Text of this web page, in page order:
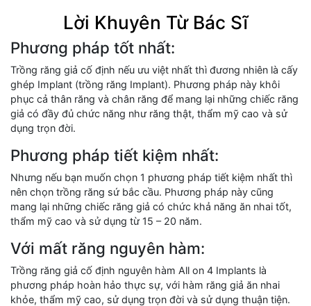
Lời Khuyên Từ Bác Sĩ
Phương pháp tốt nhất:
Trồng răng giả cố định nếu ưu việt nhất thì đương nhiên là cấy
ghép Implant (trồng răng Implant). Phương pháp này khôi
phục cả thân răng và chân răng để mang lại những chiếc răng
giả có đầy đủ chức năng như răng thật, thẩm mỹ cao và sử
dụng trọn đời.
Phương pháp tiết kiệm nhất:
Nhưng nếu bạn muốn chọn 1 phương pháp tiết kiệm nhất thì
nên chọn trồng răng sứ bắc cầu. Phương pháp này cũng
mang lại những chiếc răng giả có chức khả năng ăn nhai tốt,
thẩm mỹ cao và sử dụng từ 15 – 20 năm.
Với mất răng nguyên hàm:
Trồng răng giả cố định nguyên hàm All on 4 Implants là
phương pháp hoàn hảo thực sự, với hàm răng giả ăn nhai
khỏe, thẩm mỹ cao, sử dụng trọn đời và sử dụng thuận tiện.